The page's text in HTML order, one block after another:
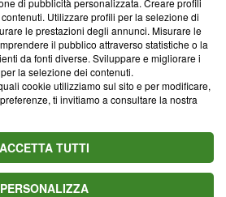
Via Carlo Frasca, 3 - 6900
+39 0690258937
di pubblicità personalizzata. Creare profili
Utilizzare profili per la selezione di
le prestazioni degli annunci. Misurare le
il pubblico attraverso statistiche o la
da fonti diverse. Sviluppare e migliorare i
la selezione dei contenuti.
cookie utilizziamo sul sito e per modificare,
ti invitiamo a consultare la nostra
ACCETTA TUTTI
PERSONALIZZA